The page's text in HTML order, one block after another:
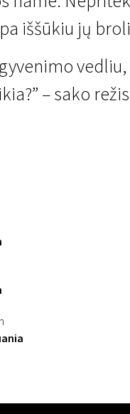
iššūkiu jų
vedliu,
– sako